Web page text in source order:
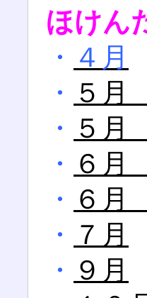
ほけん
・ ４月
・ ５
・ ５
・ ６
・ ６
・ ７月
・ ９月